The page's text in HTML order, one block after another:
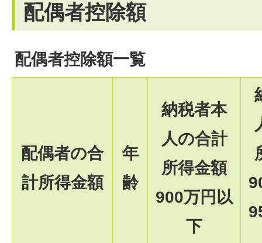
配偶者控除額
配偶者控除額一覧
配偶者の合
計所得金額
年
齢
納税者本
人の合計
所得金額
900万円以
下